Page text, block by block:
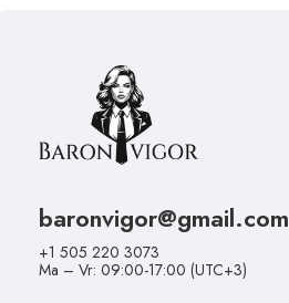
baronvigor@gmail.com
+1 505 220 3073
Ma – Vr: 09:00-17:00 (UTC+3)